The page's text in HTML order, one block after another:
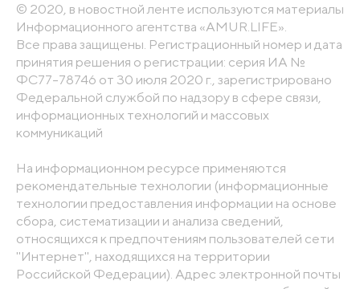
© 2020, в новостной ленте используются материалы
Информационного агентства «AMUR.LIFE».
Все права защищены. Регистрационный номер и дата
принятия решения о регистрации: серия ИА №
ФС77-78746 от 30 июля 2020 г., зарегистрировано
Федеральной службой по надзору в сфере связи,
информационных технологий и массовых
коммуникаций
На информационном ресурсе применяются
рекомендательные технологии (информационные
технологии предоставления информации на основе
сбора, систематизации и анализа сведений,
относящихся к предпочтениям пользователей сети
"Интернет", находящихся на территории
Российской Федерации). Адрес электронной почты